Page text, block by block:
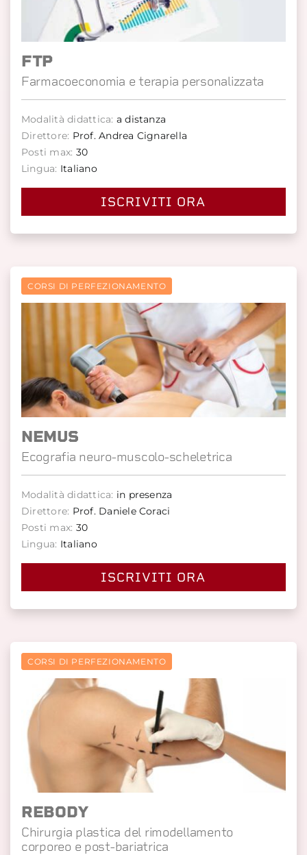
FTP
Farmacoeconomia e terapia personalizzata
Modalità didattica: a distanza
Direttore: Prof. Andrea Cignarella
Posti max: 30
Lingua: Italiano
ISCRIVITI ORA
CORSI DI PERFEZIONAMENTO
NEMUS
Ecografia neuro-muscolo-scheletrica
Modalità didattica: in presenza
Direttore: Prof. Daniele Coraci
Posti max: 30
Lingua: Italiano
ISCRIVITI ORA
CORSI DI PERFEZIONAMENTO
REBODY
Chirurgia plastica del rimodellamento
corporeo e post-bariatrica